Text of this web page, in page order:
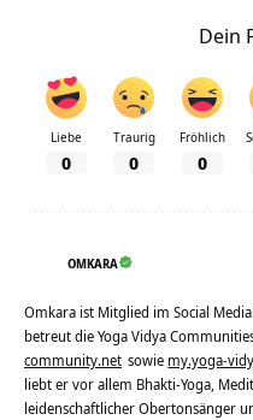
Dein
Liebe
0
Traurig
0
Fröhlich
0
OMKARA
Omkara ist Mitglied im Social
betreut die Yoga Vidya
community.net sowie my.yoga-
liebt er vor allem Bhakti-Yoga,
leidenschaftlicher Obertonsänger